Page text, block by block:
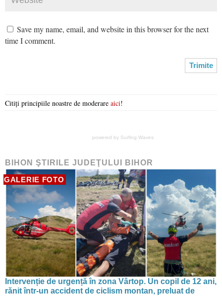
Save my name, email, and website in this browser for the next
time I comment.
Citiți principiile noastre de moderare aici!
powered by Surfing Waves
BIHON ŞTIRILE JUDEŢULUI BIHOR
GALERIE FOTO
Intervenție de urgență în zona Vârtop. Un copil de 12 ani,
rănit într-un accident de ciclism montan, preluat de